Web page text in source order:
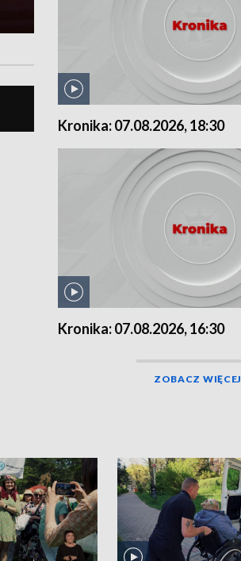
Kronika: 07.08.2026, 18:30
Kronika: 07.08.2026, 16:30
ZOBACZ WIĘCEJ